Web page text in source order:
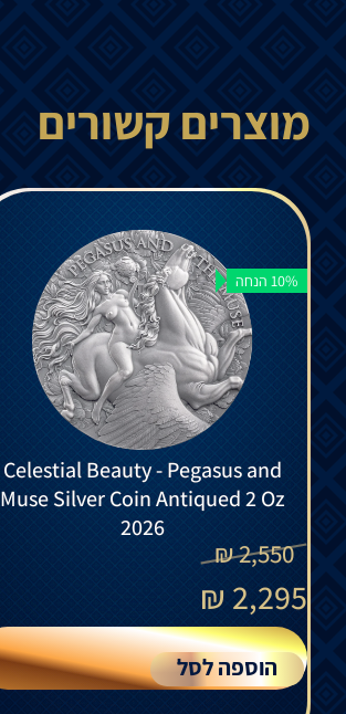
מוצרים קשורים
10% הנחה
Celestial Beauty - Pegasus and
Muse Silver Coin Antiqued 2 Oz
2026
2,550
₪
2,295
₪
הוספה לסל